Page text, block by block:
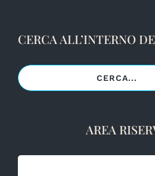
CERCA ALL’INTERNO
Cerca
per:
AREA